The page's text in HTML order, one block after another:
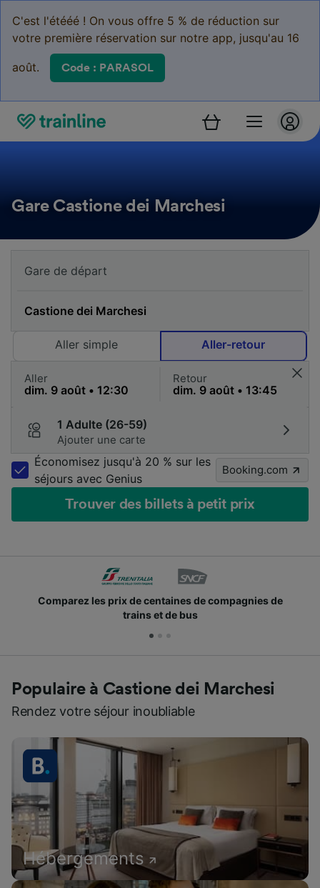
C'est l'étééé ! On vous offre 5 % de réduction sur
votre première réservation sur notre app, jusqu'au 16
août. Code : PARASOL
Gare Castione dei Marchesi
Aller simple Aller-retour
Aller Retour
1 Adulte (26-59)
Ajouter une carte
Économisez jusqu'à 20 % sur les
séjours avec Genius
Booking.com
Trouver des billets à petit prix
prix de centaines de compagnies de
Des millions
Populaire à Castione dei Marchesi
Rendez votre séjour inoubliable
Hébergements